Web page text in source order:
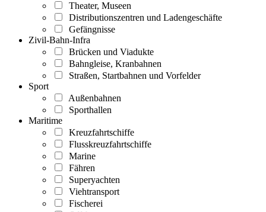
Theater, Museen
Distributionszentren und Ladengeschäfte
Gefängnisse
Zivil-Bahn-Infra
Brücken und Viadukte
Bahngleise, Kranbahnen
Straßen, Startbahnen und Vorfelder
Sport
Außenbahnen
Sporthallen
Maritime
Kreuzfahrtschiffe
Flusskreuzfahrtschiffe
Marine
Fähren
Superyachten
Viehtransport
Fischerei